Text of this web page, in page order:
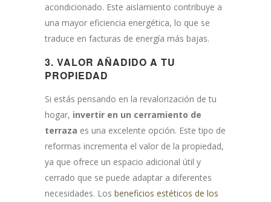
acondicionado. Este aislamiento contribuye a
una mayor eficiencia energética, lo que se
traduce en facturas de energía más bajas.
3. VALOR AÑADIDO A TU
PROPIEDAD
Si estás pensando en la revalorización de tu
hogar, invertir en un cerramiento de
terraza es una excelente opción. Este tipo de
reformas incrementa el valor de la propiedad,
ya que ofrece un espacio adicional útil y
cerrado que se puede adaptar a diferentes
necesidades. Los beneficios estéticos de los